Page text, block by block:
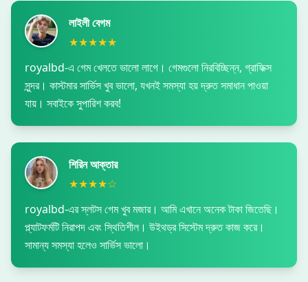
লাইলী বেগম
★★★★★
royalbd-এ গেম খেলতে ভালো লাগে। গেমগুলো নিরবিচ্ছিন্ন, গ্রাফিক্স
সুন্দর। কাস্টমার সার্ভিস খুব ভালো, যখনই সমস্যা হয় দ্রুত সমাধান পাওয়া
যায়। সবাইকে সুপারিশ করব!
শিরিন আক্তার
★★★★☆
royalbd-এর স্লটস গেম খুব মজার। আমি এখানে অনেক টাকা জিতেছি।
প্ল্যাটফর্মটি নিরাপদ এবং স্থিতিশীল। উইথড্র সিস্টেম দ্রুত কাজ করে।
সামান্য সমস্যা হলেও সার্ভিস ভালো।